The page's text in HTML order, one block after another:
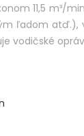
11,5
ľadom
vodičské